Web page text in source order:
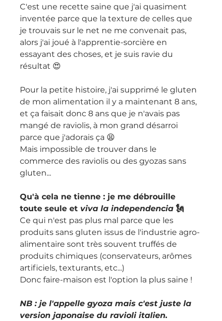
C'est une recette saine que j'ai quasiment
inventée parce que la texture de celles que
je trouvais sur le net ne me convenait pas,
alors j'ai joué à l'apprentie-sorcière en
essayant des choses, et je suis ravie du
résultat 😍
Pour la petite histoire, j'ai supprimé le gluten
de mon alimentation il y a maintenant 8 ans,
et ça faisait donc 8 ans que je n'avais pas
mangé de raviolis, à mon grand désarroi
parce que j'adorais ça 😫
Mais impossible de trouver dans le
commerce des raviolis ou des gyozas sans
gluten...
Qu'à cela ne tienne : je me débrouille
toute seule et viva la independencia 🗽
Ce qui n'est pas plus mal parce que les
produits sans gluten issus de l'industrie agro-
alimentaire sont très souvent truffés de
produits chimiques (conservateurs, arômes
artificiels, texturants, etc...)
Donc faire-maison est l'option la plus saine !
NB : je l'appelle gyoza mais c'est juste la
version japonaise du ravioli italien.